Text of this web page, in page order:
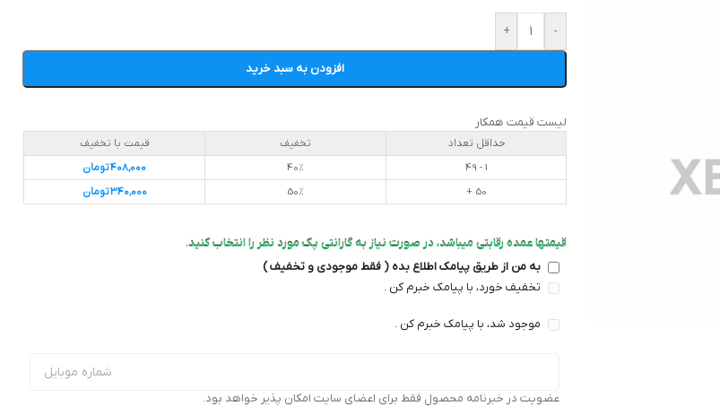
-
+
افزودن به سبد خرید
لیست قیمت همکار
حداقل تعداد تخفیف
قیمت با تخفیف
1 - 49
40%
408,000تومان
50 +
50%
340,000تومان
قیمتها عمده رقابتی میباشد، در صورت نیاز به گارانتی پک مورد نظر را انتخاب کنید.
به من از طریق پیامک اطلاع بده ( فقط موجودی و تخفیف )
تخفیف خورد، با پیامک خبرم کن .
موجود شد، با پیامک خبرم کن .
عضویت در خبرنامه محصول فقط برای اعضای سایت امکان پذیر خواهد بود.